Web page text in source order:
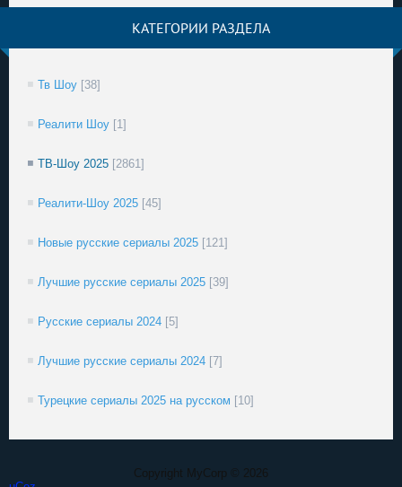
КАТЕГОРИИ РАЗДЕЛА
Тв Шоу [38]
Реалити Шоу [1]
ТВ-Шоу 2025 [2861]
Реалити-Шоу 2025 [45]
Новые русские сериалы 2025 [121]
Лучшие русские сериалы 2025 [39]
Русские сериалы 2024 [5]
Лучшие русские сериалы 2024 [7]
Турецкие сериалы 2025 на русском [10]
Copyright MyCorp © 2026